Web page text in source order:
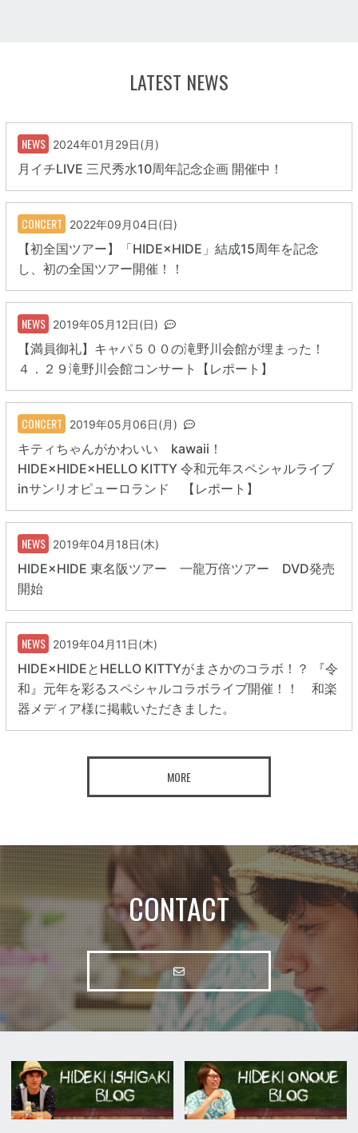
LATEST NEWS
NEWS 2024年01月29日(月)
月イチLIVE 三尺秀水10周年記念企画 開催中！
CONCERT 2022年09月04日(日)
【初全国ツアー】「HIDE×HIDE」結成15周年を記念
し、初の全国ツアー開催！！
NEWS 2019年05月12日(日)
【満員御礼】キャパ５００の滝野川会館が埋まった！
４．２９滝野川会館コンサート【レポート】
CONCERT 2019年05月06日(月)
キティちゃんがかわいい kawaii！
HIDE×HIDE×HELLO KITTY 令和元年スペシャルライブ
inサンリオピューロランド 【レポート】
NEWS 2019年04月18日(木)
HIDE×HIDE 東名阪ツアー 一龍万倍ツアー DVD発売
開始
NEWS 2019年04月11日(木)
HIDE×HIDEとHELLO KITTYがまさかのコラボ！？ 『令
和』元年を彩るスペシャルコラボライブ開催！！ 和楽
器メディア様に掲載いただきました。
MORE
CONTACT